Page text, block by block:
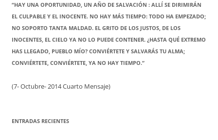
“HAY UNA OPORTUNIDAD, UN AÑO DE SALVACIÓN : ALLÍ SE DIRIMIRÁN
EL CULPABLE Y EL INOCENTE. NO HAY MÁS TIEMPO: TODO HA EMPEZADO;
NO SOPORTO TANTA MALDAD. EL GRITO DE LOS JUSTOS, DE LOS
INOCENTES, EL CIELO YA NO LO PUEDE CONTENER. ¿HASTA QUÉ EXTREMO
HAS LLEGADO, PUEBLO MÍO? CONVIÉRTETE Y SALVARÁS TU ALMA;
CONVIÉRTETE, CONVIÉRTETE, YA NO HAY TIEMPO.”
(7- Octubre- 2014 Cuarto Mensaje)
ENTRADAS RECIENTES